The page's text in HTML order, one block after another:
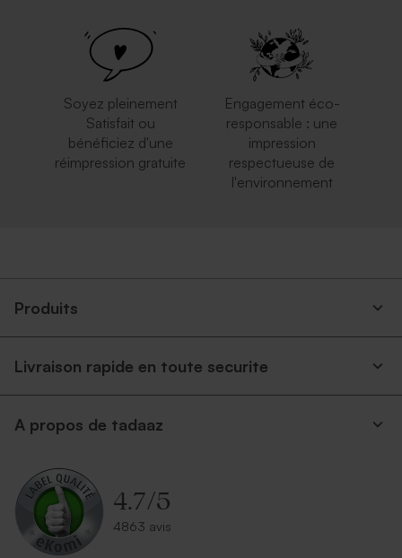
Soyez pleinement
Satisfait ou
bénéficiez d'une
réimpression gratuite
Engagement éco-
responsable : une
impression
respectueuse de
l'environnement
Produits
Livraison rapide en toute securite
A propos de tadaaz
4.7/5
4863 avis